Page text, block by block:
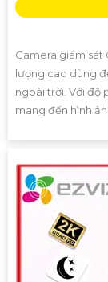
Camera giám sát
lượng cao dùng
ngoài trời. Với độ
mang đến hình